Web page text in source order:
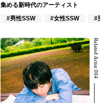
#ロック
集める新時代のアーティスト
#男性SSW
#女性SSW #男
Related Artist 004